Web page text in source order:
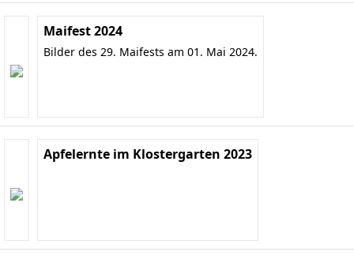
Maifest 2024
Bilder des 29. Maifests am 01. Mai 2024.
Apfelernte im Klostergarten 2023